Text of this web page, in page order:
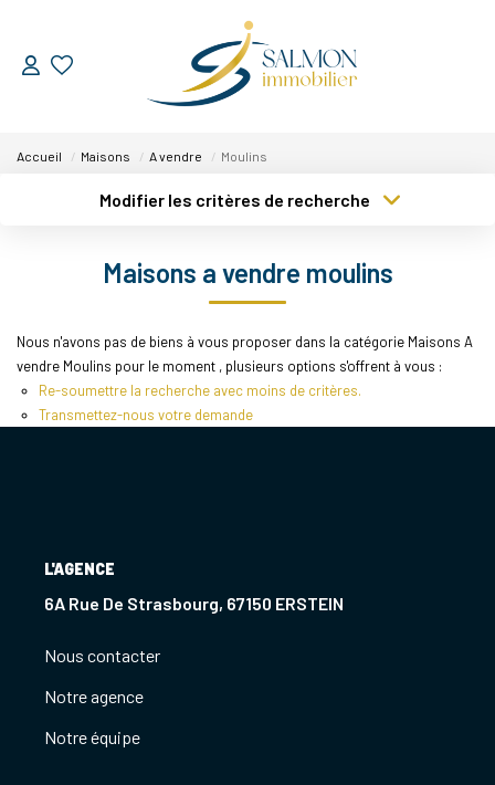
ESTIMER
Nos Réussites
ACHETER
LOUER
Nous Recrutons
Accueil Maisons A vendre Moulins
Modifier les critères de recherche
Type de bien
Budget max Plus de critères
Maisons a vendre moulins
Nous n'avons pas de biens à vous proposer dans la catégorie Maisons A
vendre Moulins pour le moment , plusieurs options s'offrent à vous :
Re-soumettre la recherche avec moins de critères.
Transmettez-nous votre demande
L'AGENCE
6A Rue De Strasbourg, 67150 ERSTEIN
Nous contacter
Notre agence
Notre équipe